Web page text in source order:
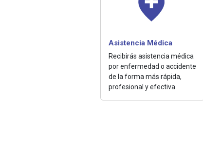
Asistencia Médica
Recibirás asistencia médica
por enfermedad o accidente
de la forma más rápida,
profesional y efectiva.